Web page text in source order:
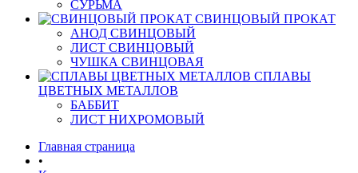
СУРЬМА
СВИНЦОВЫЙ ПРОКАТ
АНОД СВИНЦОВЫЙ
ЛИСТ СВИНЦОВЫЙ
ЧУШКА СВИНЦОВАЯ
СПЛАВЫ
ЦВЕТНЫХ МЕТАЛЛОВ
БАББИТ
ЛИСТ НИХРОМОВЫЙ
Главная страница
•